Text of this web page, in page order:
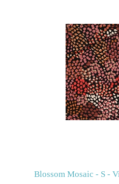
Blossom Mosaic - S -